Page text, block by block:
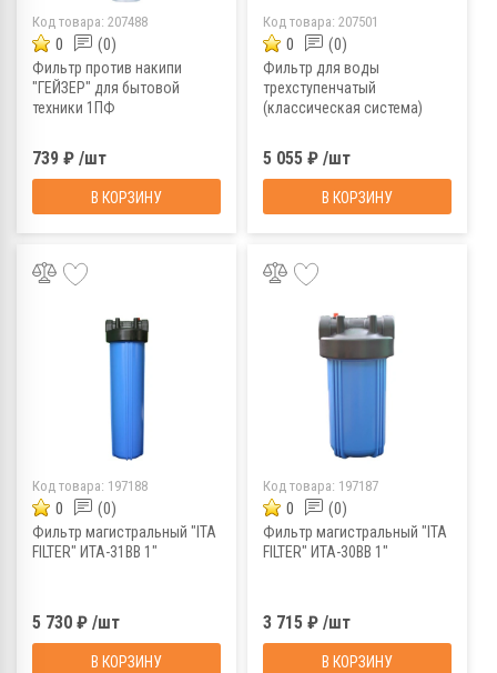
Код товара: 207488
0 (0)
Фильтр против накипи
"ГЕЙЗЕР" для бытовой
техники 1ПФ
739 ₽ /шт
В КОРЗИНУ
Код товара: 207501
0 (0)
Фильтр для воды
трехступенчатый
(классическая система)
5 055 ₽ /шт
В КОРЗИНУ
Код товара: 197188
0 (0)
Фильтр магистральный "ITA
FILTER" ИТА-31ВВ 1"
5 730 ₽ /шт
В КОРЗИНУ
Код товара: 197187
0 (0)
Фильтр магистральный "ITA
FILTER" ИТА-30ВВ 1"
3 715 ₽ /шт
В КОРЗИНУ